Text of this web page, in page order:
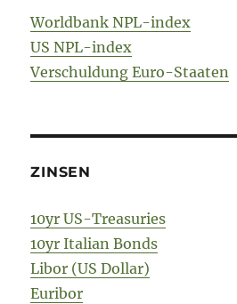
Worldbank NPL-index
US NPL-index
Verschuldung Euro-Staaten
ZINSEN
10yr US-Treasuries
10yr Italian Bonds
Libor (US Dollar)
Euribor